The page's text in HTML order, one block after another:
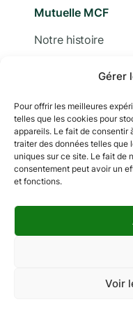
Gérer
Pour offrir les meilleures
telles que les cookies pour
appareils. Le fait de consentir
traiter des données telles que
uniques sur ce site. Le fait de
consentement peut avoir un
et fonctions.
Voir
Mutuelle MCF
Notre histoire
Adhérer
Documentation
Copyright ©
Les